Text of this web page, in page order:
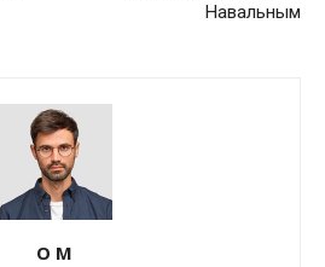
Навальным
О М